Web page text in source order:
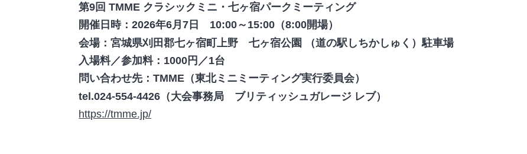
第9回 TMME クラシックミニ・七ヶ宿パークミーティング
開催日時：2026年6月7日 10:00～15:00（8:00開場）
会場：宮城県刈田郡七ヶ宿町上野 七ヶ宿公園 （道の駅しちかしゅく）駐車場
入場料／参加料：1000円／1台
問い合わせ先：TMME（東北ミニミーティング実行委員会）
tel.024-554-4426（大会事務局 ブリティッシュガレージ レブ）
https://tmme.jp/